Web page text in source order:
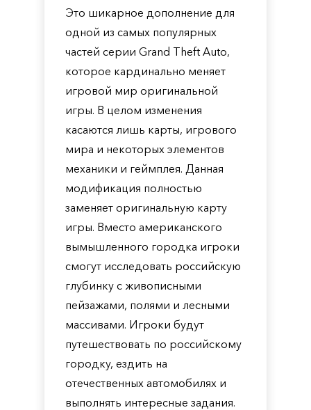
Это шикарное дополнение для
одной из самых популярных
частей серии Grand Theft Auto,
которое кардинально меняет
игровой мир оригинальной
игры. В целом изменения
касаются лишь карты, игрового
мира и некоторых элементов
механики и геймплея. Данная
модификация полностью
заменяет оригинальную карту
игры. Вместо американского
вымышленного городка игроки
смогут исследовать российскую
глубинку с живописными
пейзажами, полями и лесными
массивами. Игроки будут
путешествовать по российскому
городку, ездить на
отечественных автомобилях и
выполнять интересные задания.